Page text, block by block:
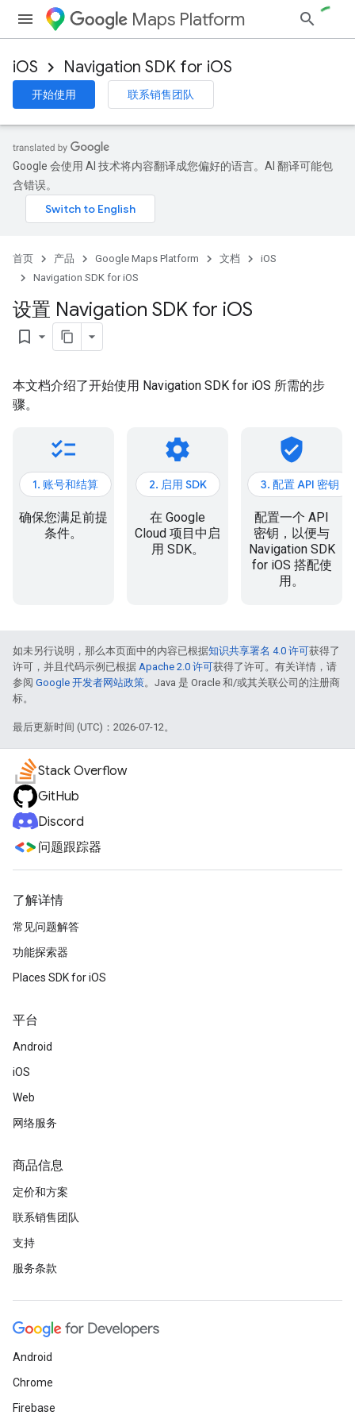
Maps Platform
iOS Navigation SDK for iOS
开始使用 联系销售团队
Google 会使用 AI 技术将内容翻译成您偏好的语言。AI 翻译可能包
含错误。
首页 产品 Google Maps Platform 文档
iOS
Navigation SDK for iOS
设置 Navigation SDK for iOS
bookmark_border
本文档介绍了开始使用 Navigation SDK for iOS 所需的步
骤。
checklist
1. 账号和结算
确保您满足前提
条件。
settings
2. 启用 SDK
在 Google
Cloud 项目中启
用 SDK。
verified_user
3. 配置 API 密钥
配置一个 API
密钥，以便与
Navigation SDK
for iOS 搭配使
用。
如未另行说明，那么本页面中的内容已根据知识共享署名 4.0 许可获得了
许可，并且代码示例已根据 Apache 2.0 许可获得了许可。有关详情，请
参阅 Google 开发者网站政策。Java 是 Oracle 和/或其关联公司的注册商
标。
最后更新时间 (UTC)：2026-07-12。
Stack Overflow
GitHub
Discord
问题跟踪器
了解详情
常见问题解答
功能探索器
Places SDK for iOS
平台
Android
iOS
Web
网络服务
商品信息
定价和方案
联系销售团队
支持
服务条款
Android
Chrome
Firebase